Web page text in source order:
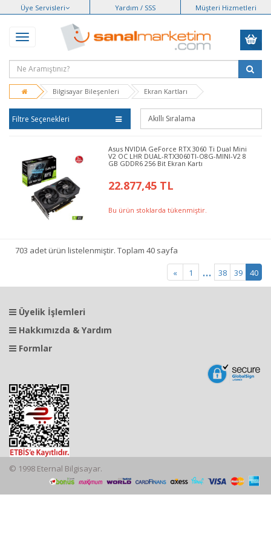
Üye Servisleri Yardım / SSS Müşteri Hizmetleri
Bilgisayar Bileşenleri Ekran Kartları
Filtre Seçenekleri
Asus NVIDIA GeForce RTX 3060 Ti Dual Mini
V2 OC LHR DUAL-RTX3060TI-O8G-MINI-V2 8
GB GDDR6 256 Bit Ekran Kartı
22.877,45 TL
Bu ürün stoklarda tükenmiştir.
703 adet ürün listelenmiştir. Toplam 40 sayfa
« 1 ... 38 39 40
Üyelik İşlemleri
Hakkımızda & Yardım
Formlar
© 1998 Eternal Bilgisayar.